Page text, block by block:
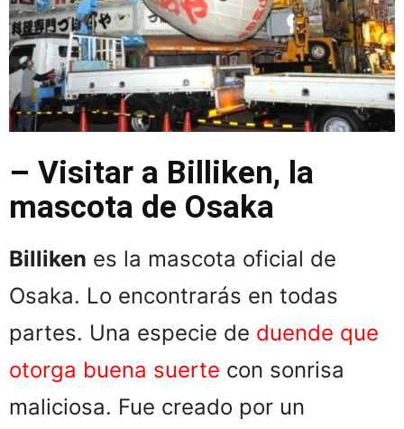
– Visitar a Billiken, la
mascota de Osaka
Billiken es la mascota oficial de
Osaka. Lo encontrarás en todas
partes. Una especie de duende que
otorga buena suerte con sonrisa
maliciosa. Fue creado por un